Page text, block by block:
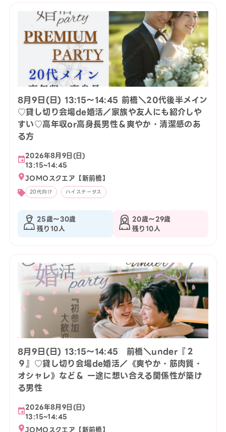
8月9日(日) 13:15〜14:45 前橋＼20代後半メイン
♡貸し切り会場de婚活／家族や友人にも紹介しや
すい♡高年収or高身長男性＆爽やか・清潔感のあ
る方
2026年8月9日(日)
13:15~14:45
JOMOスクエア【新前橋】
20代向け ハイステータス
25歳〜30歳
残り10人
20歳〜29歳
残り10人
8月9日(日) 13:15〜14:45 前橋＼under『２
９』♡貸し切り会場de婚活／《爽やか・筋肉質・
オシャレ》など＆ 一途に想い合える関係性が築け
る男性
2026年8月9日(日)
13:15~14:45
JOMOスクエア【新前橋】